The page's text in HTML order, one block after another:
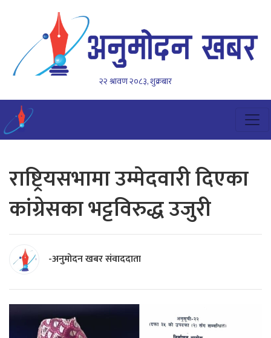
२२ श्रावण २०८३, शुक्रबार
राष्ट्रियसभामा उम्मेदवारी दिएका
कांग्रेसका भट्टविरुद्ध उजुरी
-अनुमोदन खबर संवाददाता